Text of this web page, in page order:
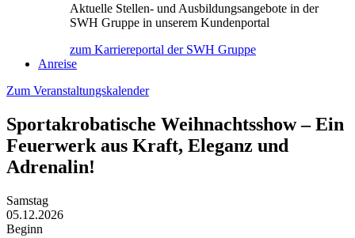
Aktuelle Stellen- und Ausbildungsangebote in der
SWH Gruppe in unserem Kundenportal
zum Karriereportal der SWH Gruppe
Anreise
Zum Veranstaltungskalender
Sportakrobatische Weihnachtsshow – Ein
Feuerwerk aus Kraft, Eleganz und
Adrenalin!
Samstag
05.12.2026
Beginn